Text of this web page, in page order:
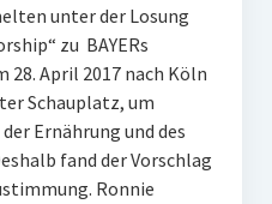
unter der Losung
zu BAYERs
April 2017 nach Köln
Schauplatz, um
Ernährung und des
fand der Vorschlag
Ronnie